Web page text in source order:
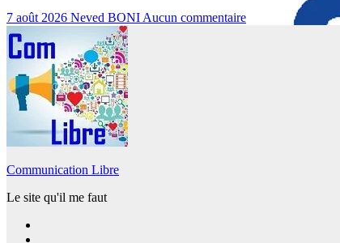
7 août 2026 Neved BONI Aucun commentaire
Communication Libre
Le site qu'il me faut